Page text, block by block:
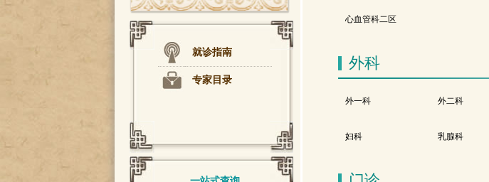
就诊指南
专家目录
心血管科二区
外科
外一科 外二科
妇科 乳腺科